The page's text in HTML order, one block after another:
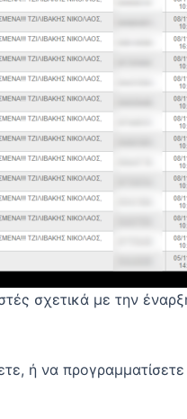
σχετικά με την
ή να